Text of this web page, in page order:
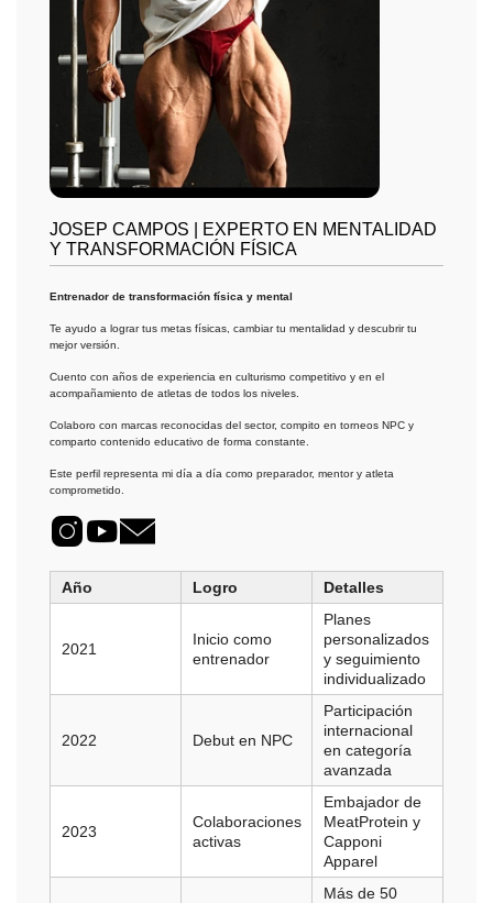
JOSEP CAMPOS | EXPERTO EN MENTALIDAD
Y TRANSFORMACIÓN FÍSICA
Entrenador de transformación física y mental
Te ayudo a lograr tus metas físicas, cambiar tu mentalidad y descubrir tu
mejor versión.
Cuento con años de experiencia en culturismo competitivo y en el
acompañamiento de atletas de todos los niveles.
Colaboro con marcas reconocidas del sector, compito en torneos NPC y
comparto contenido educativo de forma constante.
Este perfil representa mi día a día como preparador, mentor y atleta
comprometido.
Año Logro Detalles
2021
Inicio como
entrenador
Planes
personalizados
y seguimiento
individualizado
2022 Debut en NPC
Participación
internacional
en categoría
avanzada
2023
Colaboraciones
activas
Embajador de
MeatProtein y
Capponi
Apparel
Más de 50